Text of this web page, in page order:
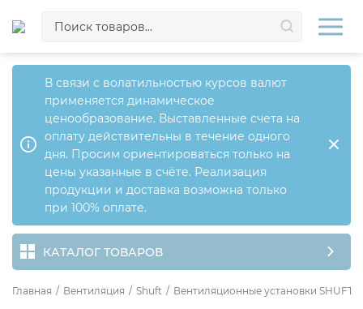
В связи с волатильностью курсов валют
применяется динамическое
ценообразование. Выставленные счета на
оплату действительны в течение одного
дня. Просим ориентироваться только на
цены указанные в счёте. Реализация
продукции и доставка возможна только
при 100% оплате.
КАТАЛОГ ТОВАРОВ
Главная / Вентиляция / Shuft / Вентиляционные установки SHUFT